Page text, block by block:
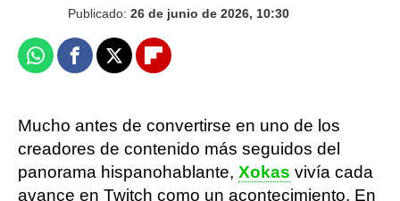
Publicado: 26 de junio de 2026, 10:30
WhatsappFacebook
X Flipboard
Mucho antes de convertirse en uno de los
creadores de contenido más seguidos del
panorama hispanohablante, Xokas vivía cada
avance en Twitch como un acontecimiento. En